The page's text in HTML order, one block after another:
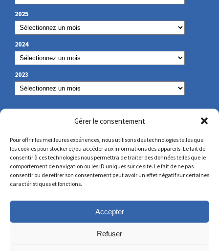
Gérer le consentement
Pour offrir les meilleures expériences, nous utilisons des technologies telles que
les cookies pour stocker et/ou accéder aux informations des appareils. Le fait de
consentir à ces technologies nous permettra de traiter des données telles que le
comportement de navigation ou les ID uniques sur ce site. Le fait de ne pas
consentir ou de retirer son consentement peut avoir un effet négatif sur certaines
caractéristiques et fonctions.
Accepter
Refuser
2025
2024
2023
NUESTROS DATOS DE CONTACTO
secretariat@lamennais.org
protectionenfance@lamennais.org